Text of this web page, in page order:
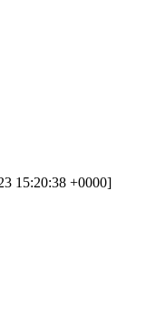
15:20:38 +0000]